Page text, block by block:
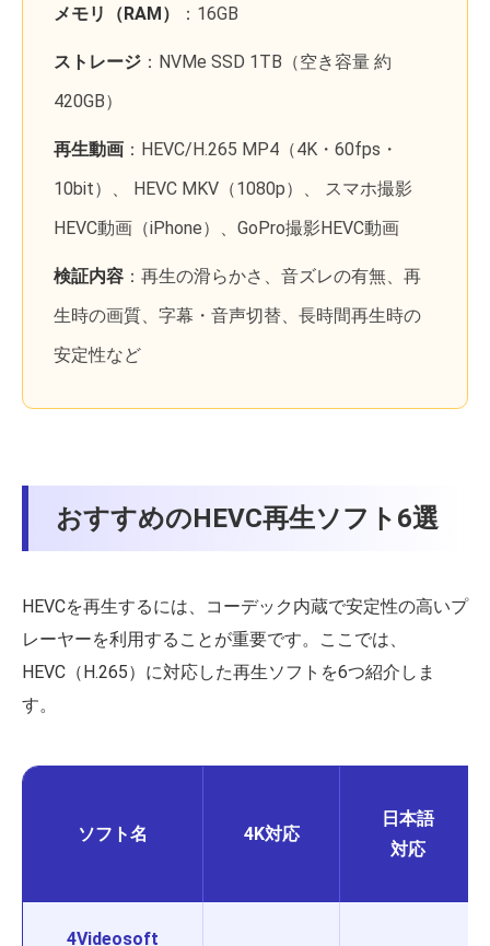
メモリ（RAM） ：16GB
ストレージ ：NVMe SSD 1TB（空き容量 約
420GB）
再生動画 ：HEVC/H.265 MP4（4K・60fps・
10bit）、 HEVC MKV（1080p）、 スマホ撮影
HEVC動画（iPhone）、GoPro撮影HEVC動画
検証内容 ：再生の滑らかさ、音ズレの有無、再
生時の画質、字幕・音声切替、長時間再生時の
安定性など
おすすめのHEVC再生ソフト6選
HEVCを再生するには、コーデック内蔵で安定性の高いプ
レーヤーを利用することが重要です。ここでは、
HEVC（H.265）に対応した再生ソフトを6つ紹介しま
す。
ソフト名 4K対応
日本語
対応
4Videosoft